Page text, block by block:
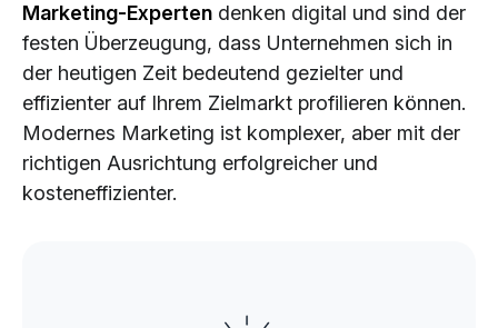
Web-Applikationen
CMS - Content Management System
Cloud Services
KI-Lösungen
Marketing-Experten denken digital und sind der
festen Überzeugung, dass Unternehmen sich in
der heutigen Zeit bedeutend gezielter und
effizienter auf Ihrem Zielmarkt profilieren können.
Modernes Marketing ist komplexer, aber mit der
richtigen Ausrichtung erfolgreicher und
kosteneffizienter.